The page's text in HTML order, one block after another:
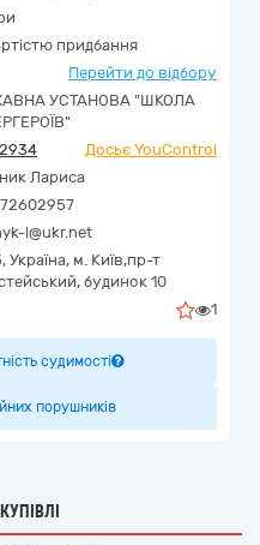
придбання
Перейти до відбору
УСТАНОВА "ШКОЛА
Досьє YouControl
Лариса
l@ukr.net
Україна, м. Київ,пр-т
будинок 10
1
судимості
порушників